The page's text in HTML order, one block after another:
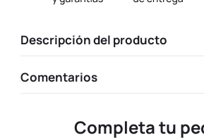
Descripción del producto
Comentarios
Completa tu
10. league of legends